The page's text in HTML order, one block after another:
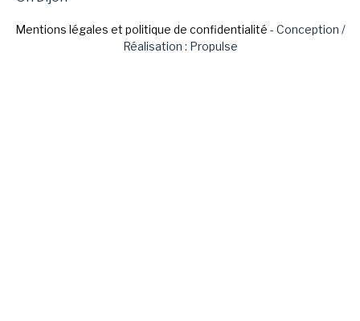
Mentions légales et politique de confidentialité - Conception /
Réalisation : Propulse